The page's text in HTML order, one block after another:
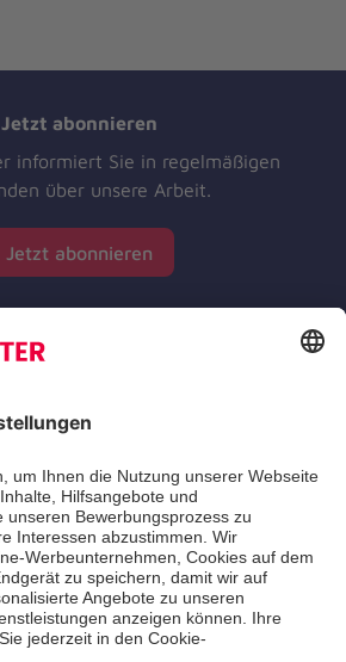
Jetzt abonnieren
informiert Sie in regelmäßigen
über unsere Arbeit.
Jetzt abonnieren
Johanniter-Unfall-Hilfe e.V.
führt das Spendenzertifikat
Spendenrats e.V.